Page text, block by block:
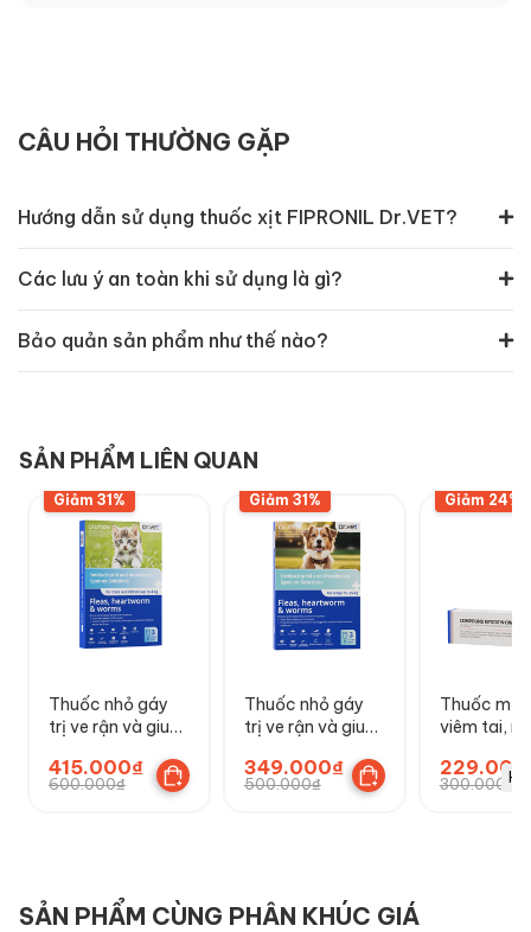
CÂU HỎI THƯỜNG GẶP
Hướng dẫn sử dụng thuốc xịt FIPRONIL Dr.VET?
Các lưu ý an toàn khi sử dụng là gì?
Bảo quản sản phẩm như thế nào?
SẢN PHẨM LIÊN QUAN
Giảm 31%
Thuốc nhỏ gáy
trị ve rận và giun
415.000₫
600.000₫
Giảm 31%
Thuốc nhỏ gáy
trị ve rận và giun
349.000₫
500.000₫
Giảm 24%
Thuốc mỡ
viêm tai,
DR.VET
300.000₫
SẢN PHẨM CÙNG PHÂN KHÚC GIÁ